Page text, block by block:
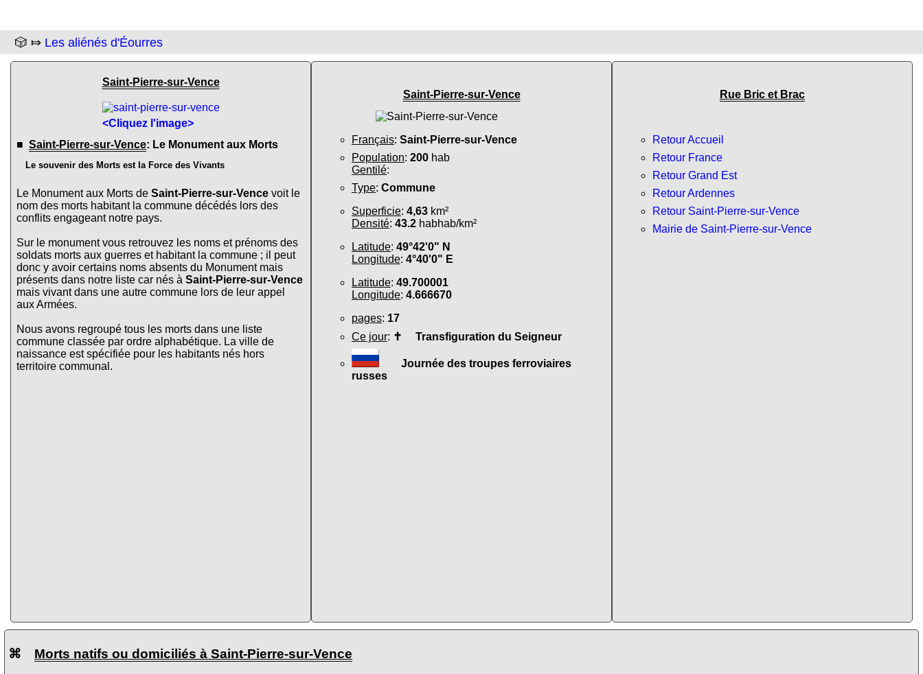
🎲 ⤇ Les aliénés d'Éourres
Saint-Pierre-sur-Vence
<Cliquez l'image>
■ Saint-Pierre-sur-Vence: Le Monument aux Morts
Le souvenir des Morts est la Force des Vivants
Le Monument aux Morts de Saint-Pierre-sur-Vence voit le
nom des morts habitant la commune décédés lors des
conflits engageant notre pays.
Sur le monument vous retrouvez les noms et prénoms des
soldats morts aux guerres et habitant la commune ; il peut
donc y avoir certains noms absents du Monument mais
présents dans notre liste car nés à Saint-Pierre-sur-Vence
mais vivant dans une autre commune lors de leur appel
aux Armées.
Nous avons regroupé tous les morts dans une liste
commune classée par ordre alphabétique. La ville de
naissance est spécifiée pour les habitants nés hors
territoire communal.
Saint-Pierre-sur-Vence
Français: Saint-Pierre-sur-Vence
Population: 200 hab
Gentilé:
Type: Commune
Superficie: 4,63 km²
Densité: 43.2 habhab/km²
Latitude: 49°42'0" N
Longitude: 4°40'0" E
Latitude: 49.700001
Longitude: 4.666670
pages: 17
Ce jour: ✝ Transfiguration du Seigneur
Journée des troupes ferroviaires
russes
Rue Bric et Brac
Retour Accueil
Retour France
Retour Grand Est
Retour Ardennes
Retour Saint-Pierre-sur-Vence
Mairie de Saint-Pierre-sur-Vence
⌘ Morts natifs ou domiciliés à Saint-Pierre-sur-Vence